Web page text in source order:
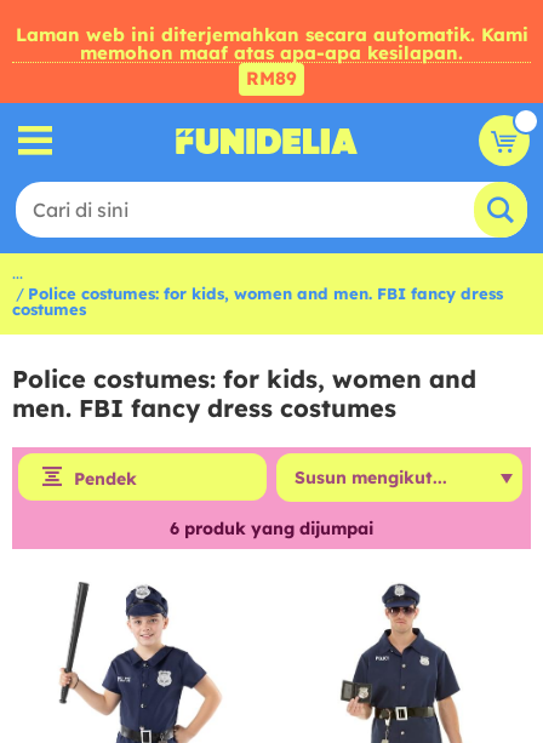
Laman web ini diterjemahkan secara automatik. Kami
memohon maaf atas apa-apa kesilapan.
RM89
...
Police costumes: for kids, women and men. FBI fancy dress
costumes
Police costumes: for kids, women and
men. FBI fancy dress costumes
Pendek
6 produk yang dijumpai